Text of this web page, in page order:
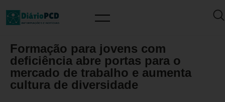
Formação para jovens com
deficiência abre portas para o
mercado de trabalho e aumenta
cultura de diversidade